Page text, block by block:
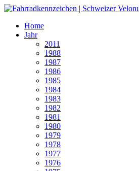
Home
Jahr
2011
1988
1987
1986
1985
1984
1983
1982
1981
1980
1979
1978
1977
1976